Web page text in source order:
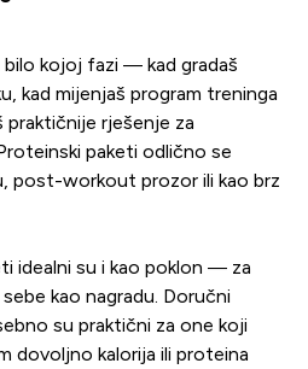
kojoj fazi — kad gradaš
kad mijenjaš program treninga
praktičnije rješenje za
paketi odlično se
post-workout prozor ili kao brz
idealni su i kao poklon — za
kao nagradu. Doručni
su praktični za one koji
dovoljno kalorija ili proteina